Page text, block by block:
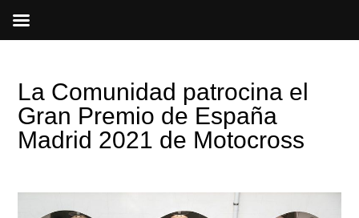
La Comunidad patrocina el
Gran Premio de España
Madrid 2021 de Motocross